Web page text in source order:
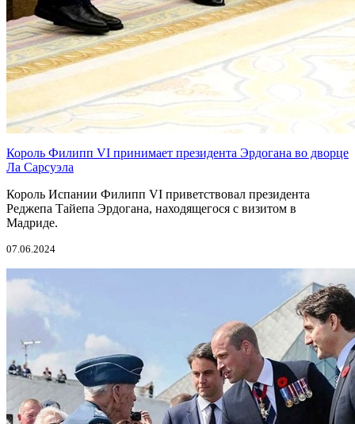
Король Филипп VI принимает президента Эрдогана во дворце
Ла Сарсуэла
Король Испании Филипп VI приветствовал президента
Реджепа Тайепа Эрдогана, находящегося с визитом в
Мадриде.
07.06.2024